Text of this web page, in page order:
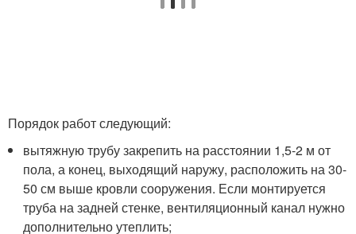
Порядок работ следующий:
вытяжную трубу закрепить на расстоянии 1,5-2 м от
пола, а конец, выходящий наружу, расположить на 30-
50 см выше кровли сооружения. Если монтируется
труба на задней стенке, вентиляционный канал нужно
дополнительно утеплить;